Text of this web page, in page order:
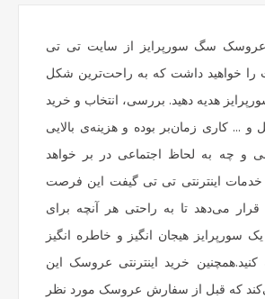
عروسک سگ سورپرایز از سایت تی تی
خواهید داشت که به راحت‌ترین شکل
هدیه دهید. بررسی، انتخاب و خرید
... کاری زمان‌بر بوده و هزینه‌ی بالایی
و چه به لحاظ اجتماعی در بر خواهد
اینترنتی تی تی گیفت این فرصت
قرار می‌دهد تا به راحتی هر آنچه برای
سورپرایز هیجان انگیز و خاطره انگیز
کنید.همچنین خرید اینترنتی عروسک این
که قبل از سفارش عروسک مورد نظر